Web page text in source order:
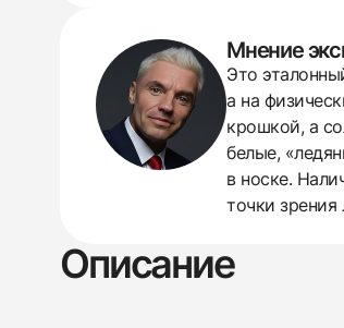
Мнение
Это
а на
крошкой, а
белые,
в носке.
точки зрения
Описание